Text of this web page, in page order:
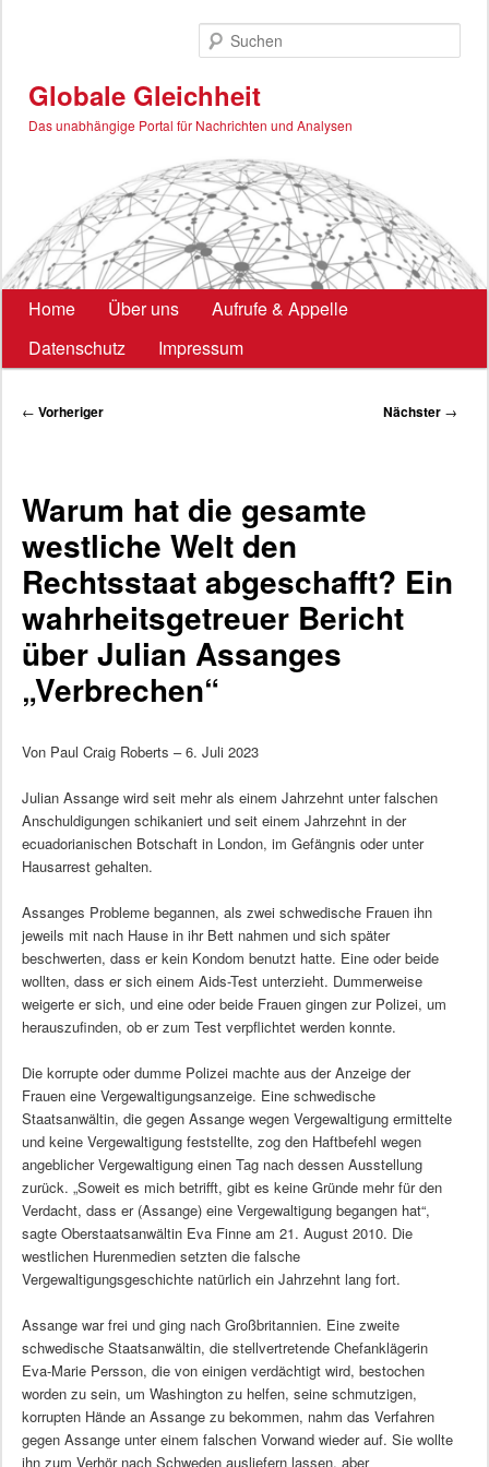
Globale Gleichheit
Das unabhängige Portal für Nachrichten und Analysen
Hauptmenü
Home Über uns
Aufrufe & Appelle
Datenschutz
Impressum
Beitragsnavigation
← Vorheriger Nächster →
Warum hat die gesamte
westliche Welt den
Rechtsstaat abgeschafft? Ein
wahrheitsgetreuer Bericht
über Julian Assanges
„Verbrechen“
Von Paul Craig Roberts – 6. Juli 2023
Julian Assange wird seit mehr als einem Jahrzehnt unter falschen
Anschuldigungen schikaniert und seit einem Jahrzehnt in der
ecuadorianischen Botschaft in London, im Gefängnis oder unter
Hausarrest gehalten.
Assanges Probleme begannen, als zwei schwedische Frauen ihn
jeweils mit nach Hause in ihr Bett nahmen und sich später
beschwerten, dass er kein Kondom benutzt hatte. Eine oder beide
wollten, dass er sich einem Aids-Test unterzieht. Dummerweise
weigerte er sich, und eine oder beide Frauen gingen zur Polizei, um
herauszufinden, ob er zum Test verpflichtet werden konnte.
Die korrupte oder dumme Polizei machte aus der Anzeige der
Frauen eine Vergewaltigungsanzeige. Eine schwedische
Staatsanwältin, die gegen Assange wegen Vergewaltigung ermittelte
und keine Vergewaltigung feststellte, zog den Haftbefehl wegen
angeblicher Vergewaltigung einen Tag nach dessen Ausstellung
zurück. „Soweit es mich betrifft, gibt es keine Gründe mehr für den
Verdacht, dass er (Assange) eine Vergewaltigung begangen hat“,
sagte Oberstaatsanwältin Eva Finne am 21. August 2010. Die
westlichen Hurenmedien setzten die falsche
Vergewaltigungsgeschichte natürlich ein Jahrzehnt lang fort.
Assange war frei und ging nach Großbritannien. Eine zweite
schwedische Staatsanwältin, die stellvertretende Chefanklägerin
Eva-Marie Persson, die von einigen verdächtigt wird, bestochen
worden zu sein, um Washington zu helfen, seine schmutzigen,
korrupten Hände an Assange zu bekommen, nahm das Verfahren
gegen Assange unter einem falschen Vorwand wieder auf. Sie wollte
ihn zum Verhör nach Schweden ausliefern lassen, aber